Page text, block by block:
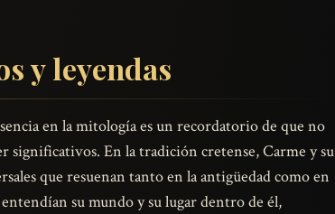
y leyendas
en la mitología es un recordatorio de que no
significativos. En la tradición cretense, Carme y su
que resuenan tanto en la antigüedad como en
su mundo y su lugar dentro de él,